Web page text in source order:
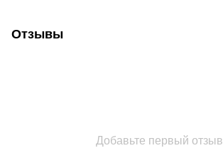
Отзывы
Добавьте первый отзыв